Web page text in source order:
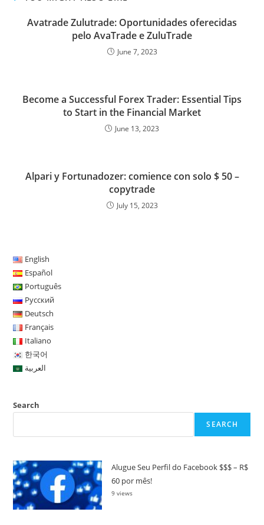
k
t i g
g
k
e
d
n
b
l
r
t
s
p
d
i
d
s
r
Avatrade Zulutrade: Oportunidades oferecidas
pelo AvaTrade e ZuluTrade
June 7, 2023
Become a Successful Forex Trader: Essential Tips
to Start in the Financial Market
June 13, 2023
Alpari y Fortunadozer: comience con solo $ 50 –
copytrade
July 15, 2023
English
Español
Português
Русский
Deutsch
Français
Italiano
한국어
العربية
Search
SEARCH
Alugue Seu Perfil do Facebook $$$ – R$
60 por mês!
9 views